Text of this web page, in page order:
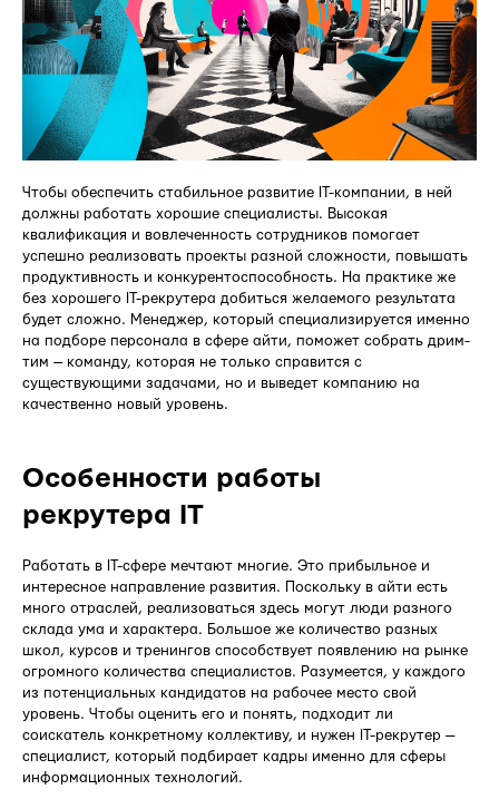
Чтобы обеспечить стабильное развитие IT-компании, в ней
должны работать хорошие специалисты. Высокая
квалификация и вовлеченность сотрудников помогает
успешно реализовать проекты разной сложности, повышать
продуктивность и конкурентоспособность. На практике же
без хорошего IT-рекрутера добиться желаемого результата
будет сложно. Менеджер, который специализируется именно
на подборе персонала в сфере айти, поможет собрать дрим-
тим — команду, которая не только справится с
существующими задачами, но и выведет компанию на
качественно новый уровень.
Особенности работы
рекрутера IT
Работать в IT-сфере мечтают многие. Это прибыльное и
интересное направление развития. Поскольку в айти есть
много отраслей, реализоваться здесь могут люди разного
склада ума и характера. Большое же количество разных
школ, курсов и тренингов способствует появлению на рынке
огромного количества специалистов. Разумеется, у каждого
из потенциальных кандидатов на рабочее место свой
уровень. Чтобы оценить его и понять, подходит ли
соискатель конкретному коллективу, и нужен IT-рекрутер —
специалист, который подбирает кадры именно для сферы
информационных технологий.